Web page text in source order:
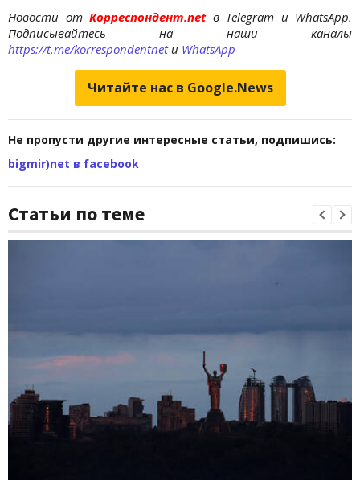
Новости отКорреспондент.net в Telegram и WhatsApp.
Подписывайтесь на наши каналы
https://t.me/korrespondentnetи WhatsApp
Читайте нас в Google.News
Не пропусти другие интересные статьи, подпишись:
bigmir)net в facebook
Статьи по теме